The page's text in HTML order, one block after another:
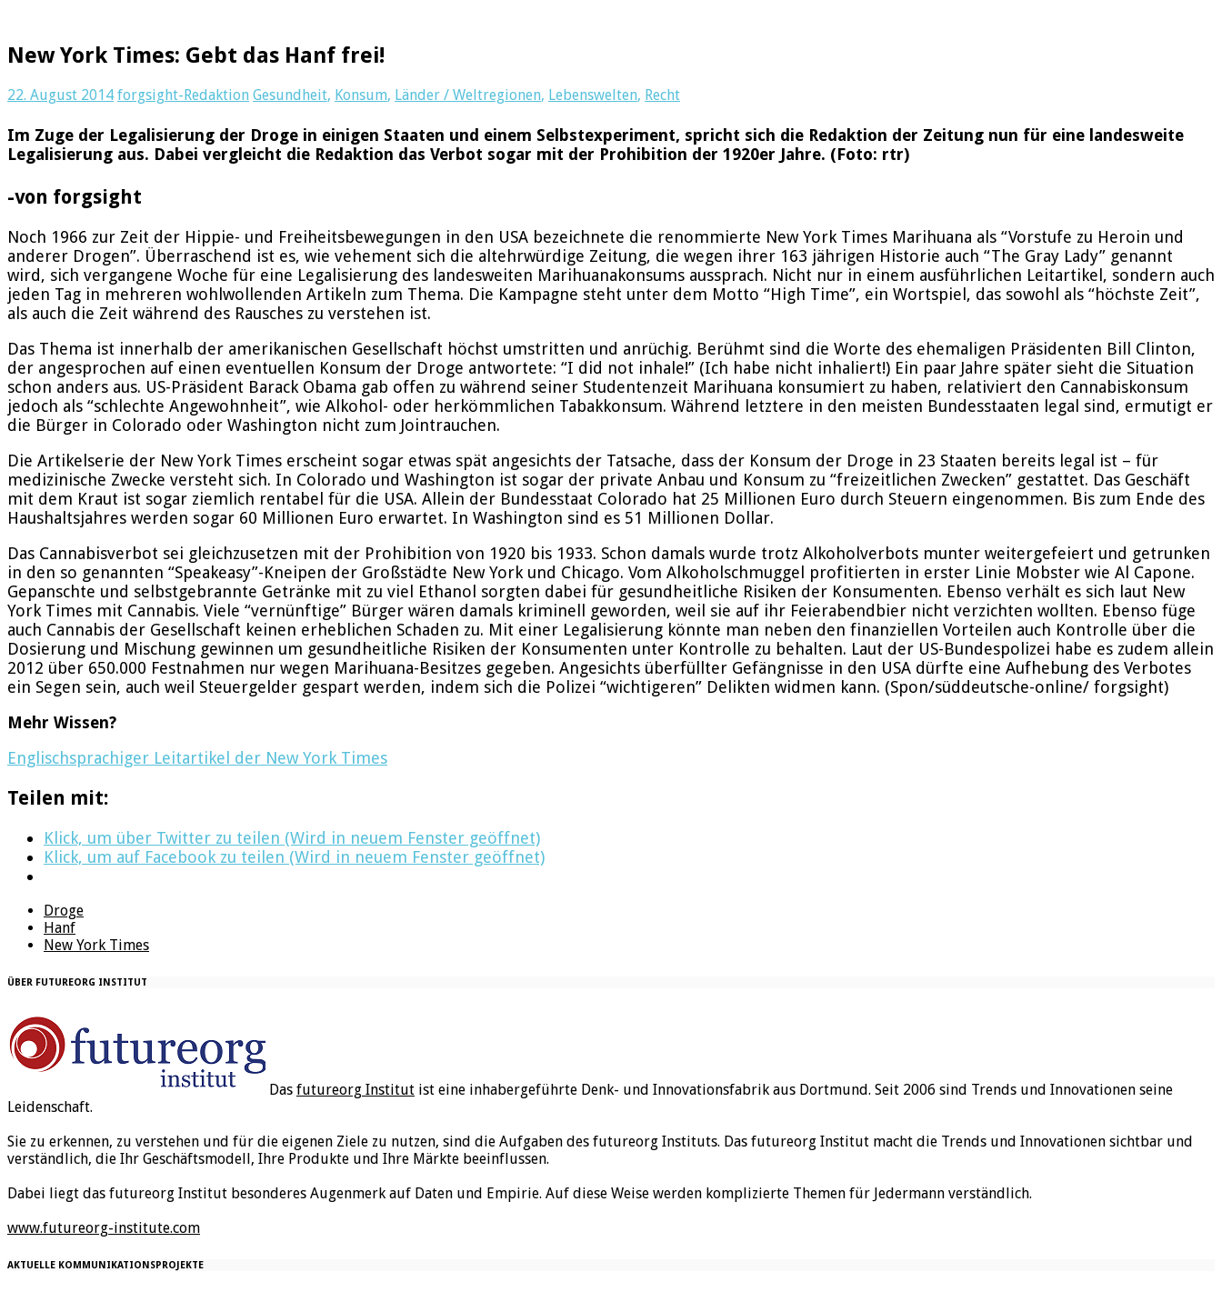
New York Times: Gebt das Hanf frei!
22. August 2014 forgsight-Redaktion Gesundheit, Konsum, Länder / Weltregionen, Lebenswelten, Recht
Im Zuge der Legalisierung der Droge in einigen Staaten und einem Selbstexperiment, spricht sich die Redaktion der Zeitung nun für eine landesweite
Legalisierung aus. Dabei vergleicht die Redaktion das Verbot sogar mit der Prohibition der 1920er Jahre. (Foto: rtr)
-von forgsight
Noch 1966 zur Zeit der Hippie- und Freiheitsbewegungen in den USA bezeichnete die renommierte New York Times Marihuana als “Vorstufe zu Heroin und
anderer Drogen”. Überraschend ist es, wie vehement sich die altehrwürdige Zeitung, die wegen ihrer 163 jährigen Historie auch “The Gray Lady” genannt
wird, sich vergangene Woche für eine Legalisierung des landesweiten Marihuanakonsums aussprach. Nicht nur in einem ausführlichen Leitartikel, sondern auch
jeden Tag in mehreren wohlwollenden Artikeln zum Thema. Die Kampagne steht unter dem Motto “High Time”, ein Wortspiel, das sowohl als “höchste Zeit”,
als auch die Zeit während des Rausches zu verstehen ist.
Das Thema ist innerhalb der amerikanischen Gesellschaft höchst umstritten und anrüchig. Berühmt sind die Worte des ehemaligen Präsidenten Bill Clinton,
der angesprochen auf einen eventuellen Konsum der Droge antwortete: “I did not inhale!” (Ich habe nicht inhaliert!) Ein paar Jahre später sieht die Situation
schon anders aus. US-Präsident Barack Obama gab offen zu während seiner Studentenzeit Marihuana konsumiert zu haben, relativiert den Cannabiskonsum
jedoch als “schlechte Angewohnheit”, wie Alkohol- oder herkömmlichen Tabakkonsum. Während letztere in den meisten Bundesstaaten legal sind, ermutigt er
die Bürger in Colorado oder Washington nicht zum Jointrauchen.
Die Artikelserie der New York Times erscheint sogar etwas spät angesichts der Tatsache, dass der Konsum der Droge in 23 Staaten bereits legal ist – für
medizinische Zwecke versteht sich. In Colorado und Washington ist sogar der private Anbau und Konsum zu “freizeitlichen Zwecken” gestattet. Das Geschäft
mit dem Kraut ist sogar ziemlich rentabel für die USA. Allein der Bundesstaat Colorado hat 25 Millionen Euro durch Steuern eingenommen. Bis zum Ende des
Haushaltsjahres werden sogar 60 Millionen Euro erwartet. In Washington sind es 51 Millionen Dollar.
Das Cannabisverbot sei gleichzusetzen mit der Prohibition von 1920 bis 1933. Schon damals wurde trotz Alkoholverbots munter weitergefeiert und getrunken
in den so genannten “Speakeasy”-Kneipen der Großstädte New York und Chicago. Vom Alkoholschmuggel profitierten in erster Linie Mobster wie Al Capone.
Gepanschte und selbstgebrannte Getränke mit zu viel Ethanol sorgten dabei für gesundheitliche Risiken der Konsumenten. Ebenso verhält es sich laut New
York Times mit Cannabis. Viele “vernünftige” Bürger wären damals kriminell geworden, weil sie auf ihr Feierabendbier nicht verzichten wollten. Ebenso füge
auch Cannabis der Gesellschaft keinen erheblichen Schaden zu. Mit einer Legalisierung könnte man neben den finanziellen Vorteilen auch Kontrolle über die
Dosierung und Mischung gewinnen um gesundheitliche Risiken der Konsumenten unter Kontrolle zu behalten. Laut der US-Bundespolizei habe es zudem allein
2012 über 650.000 Festnahmen nur wegen Marihuana-Besitzes gegeben. Angesichts überfüllter Gefängnisse in den USA dürfte eine Aufhebung des Verbotes
ein Segen sein, auch weil Steuergelder gespart werden, indem sich die Polizei “wichtigeren” Delikten widmen kann. (Spon/süddeutsche-online/ forgsight)
Mehr Wissen?
Englischsprachiger Leitartikel der New York Times
Teilen mit:
Klick, um über Twitter zu teilen (Wird in neuem Fenster geöffnet)
Klick, um auf Facebook zu teilen (Wird in neuem Fenster geöffnet)
Droge
Hanf
New York Times
ÜBER FUTUREORG INSTITUT
Das futureorg Institut ist eine inhabergeführte Denk- und Innovationsfabrik aus Dortmund. Seit 2006 sind Trends und Innovationen seine
Leidenschaft.
Sie zu erkennen, zu verstehen und für die eigenen Ziele zu nutzen, sind die Aufgaben des futureorg Instituts. Das futureorg Institut macht die Trends und Innovationen sichtbar und
verständlich, die Ihr Geschäftsmodell, Ihre Produkte und Ihre Märkte beeinflussen.
Dabei liegt das futureorg Institut besonderes Augenmerk auf Daten und Empirie. Auf diese Weise werden komplizierte Themen für Jedermann verständlich.
www.futureorg-institute.com
AKTUELLE KOMMUNIKATIONSPROJEKTE